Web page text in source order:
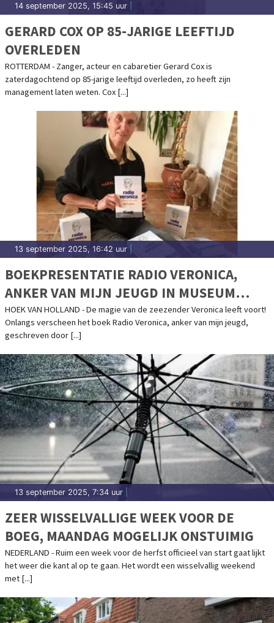
14 september 2025, 15:45 uur
GERARD COX OP 85-JARIGE LEEFTIJD
OVERLEDEN
ROTTERDAM - Zanger, acteur en cabaretier Gerard Cox is
zaterdagochtend op 85-jarige leeftijd overleden, zo heeft zijn
management laten weten. Cox [...]
13 september 2025, 16:42 uur
BOEKPRESENTATIE RADIO VERONICA,
ANKER VAN MIJN JEUGD IN MUSEUM
ROCKART
HOEK VAN HOLLAND - De magie van de zeezender Veronica leeft voort!
Onlangs verscheen het boek Radio Veronica, anker van mijn jeugd,
geschreven door [...]
13 september 2025, 7:34 uur
ZEER WISSELVALLIGE WEEK VOOR DE
BOEG, MAANDAG MOGELIJK ONSTUIMIG
NEDERLAND - Ruim een week voor de herfst officieel van start gaat lijkt
het weer die kant al op te gaan. Het wordt een wisselvallig weekend
met [...]